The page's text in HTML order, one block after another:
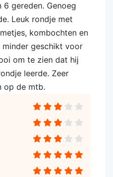
6 gereden. Genoeg
Leuk rondje met
kombochten en
minder geschikt voor
om te zien dat hij
leerde. Zeer
op de mtb.